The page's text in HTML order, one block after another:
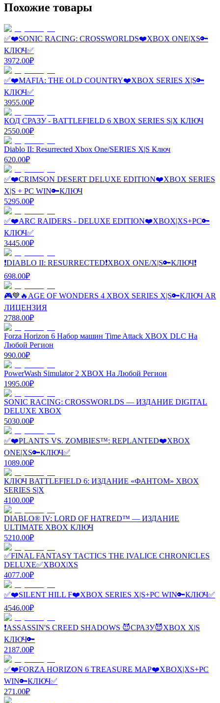
Похожие товары
✅❤️SONIC RACING: CROSSWORLDS❤️XBOX ONE|XS🔑
КЛЮЧ✅
3972.00₽
✅❤️MAFIA: THE OLD COUNTRY❤️XBOX SERIES X|S🔑
КЛЮЧ✅
3955.00₽
КОД СРАЗУ - BATTLEFIELD 6 XBOX SERIES S|X КЛЮЧ
2550.00₽
Diablo II: Resurrected Xbox One/SERIES X|S Ключ
620.00₽
✅❤️CRIMSON DESERT DELUXE EDITION❤️XBOX SERIES
X|S + PC WIN🔑КЛЮЧ
5295.00₽
✅❤️ARC RAIDERS - DELUXE EDITION❤️XBOX|XS+PC🔑
КЛЮЧ✅
3445.00₽
❗DIABLO II: RESURRECTED❗XBOX ONE/X|S🔑КЛЮЧ❗
698.00₽
🎮💙🔥AGE OF WONDERS 4 XBOX SERIES X|S🔑КЛЮЧ AR
ЛИЦЕНЗИЯ
2788.00₽
Forza Horizon 6 Набор машин Time Attack XBOX DLC На
Любой Регион
990.00₽
PowerWash Simulator 2 XBOX На Любой Регион
1995.00₽
SONIC RACING: CROSSWORLDS — ИЗДАНИЕ DIGITAL
DELUXE XBOX
5030.00₽
✅❤️PLANTS VS. ZOMBIES™: REPLANTED❤️XBOX
ONE|XS🔑КЛЮЧ✅
1089.00₽
КЛЮЧ BATTLEFIELD 6: ИЗДАНИЕ «ФАНТОМ» XBOX
SERIES S|X
4100.00₽
DIABLO® IV: LORD OF HATRED™ — ИЗДАНИЕ
ULTIMATE XBOX КЛЮЧ
5210.00₽
✅FINAL FANTASY TACTICS THE IVALICE CHRONICLES
DELUXE✅XBOX|XS
4077.00₽
✅❤️SILENT HILL F❤️XBOX SERIES X|S+PC WIN🔑КЛЮЧ✅
4546.00₽
❗ASSASSIN'S CREED SHADOWS 😈СРАЗУ😈XBOX X|S
КЛЮЧ🔑
2187.00₽
✅❤️FORZA HORIZON 6 TREASURE MAP❤️XBOX|XS+PC
WIN🔑КЛЮЧ✅
271.00₽